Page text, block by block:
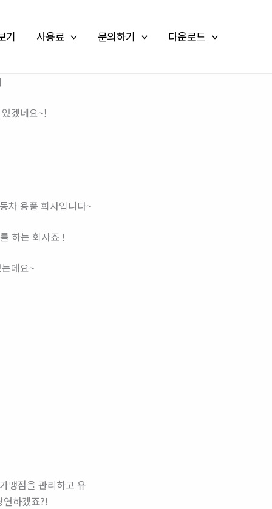
기 사용료 문의하기 다운로드
겠네요~!
차 용품 회사입니다~
하는 회사죠 !
데요~
맹점을 관리하고 유
연하겠죠?!